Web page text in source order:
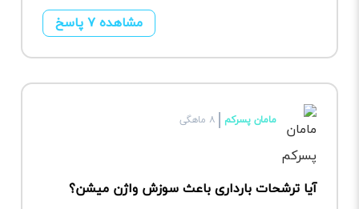
مشاهده ۷ پاسخ
مامان پسرکم ۸ ماهگی
آیا ترشحات بارداری باعث سوزش واژن میشن؟